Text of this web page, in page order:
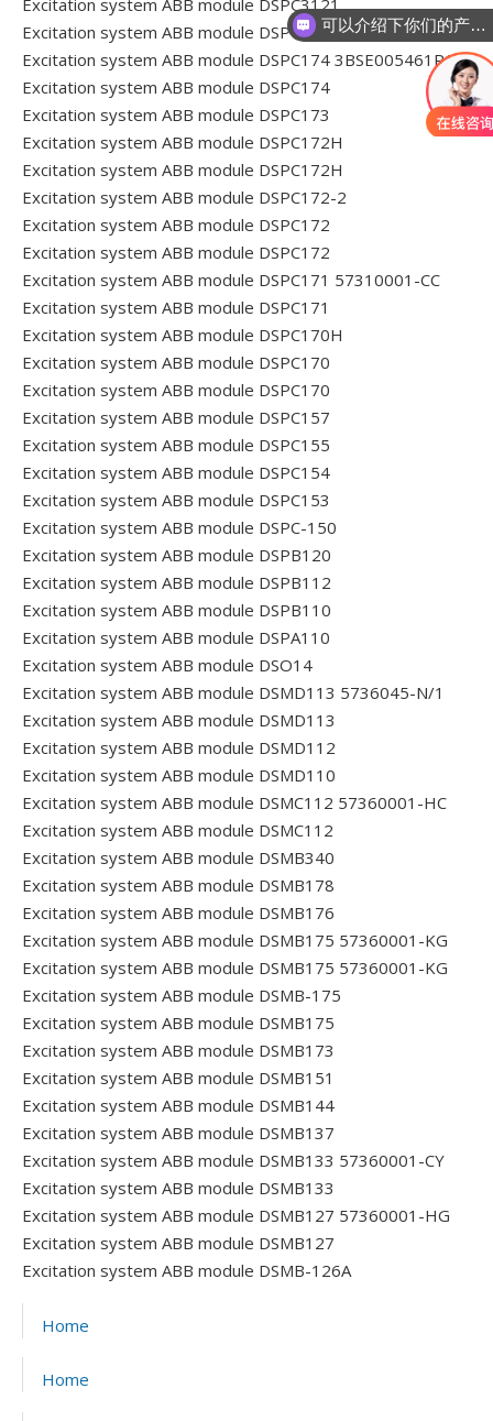
Excitation system ABB module DSPC3001
Excitation system ABB module DSPC174 3BSE005461R1
Excitation system ABB module DSPC174
Excitation system ABB module DSPC173
Excitation system ABB module DSPC172H
Excitation system ABB module DSPC172H
Excitation system ABB module DSPC172-2
Excitation system ABB module DSPC172
Excitation system ABB module DSPC172
Excitation system ABB module DSPC171 57310001-CC
Excitation system ABB module DSPC171
Excitation system ABB module DSPC170H
Excitation system ABB module DSPC170
Excitation system ABB module DSPC170
Excitation system ABB module DSPC157
Excitation system ABB module DSPC155
Excitation system ABB module DSPC154
Excitation system ABB module DSPC153
Excitation system ABB module DSPC-150
Excitation system ABB module DSPB120
Excitation system ABB module DSPB112
Excitation system ABB module DSPB110
Excitation system ABB module DSPA110
Excitation system ABB module DSO14
Excitation system ABB module DSMD113 5736045-N/1
Excitation system ABB module DSMD113
Excitation system ABB module DSMD112
Excitation system ABB module DSMD110
Excitation system ABB module DSMC112 57360001-HC
Excitation system ABB module DSMC112
Excitation system ABB module DSMB340
Excitation system ABB module DSMB178
Excitation system ABB module DSMB176
Excitation system ABB module DSMB175 57360001-KG
Excitation system ABB module DSMB175 57360001-KG
Excitation system ABB module DSMB-175
Excitation system ABB module DSMB175
Excitation system ABB module DSMB173
Excitation system ABB module DSMB151
Excitation system ABB module DSMB144
Excitation system ABB module DSMB137
Excitation system ABB module DSMB133 57360001-CY
Excitation system ABB module DSMB133
Excitation system ABB module DSMB127 57360001-HG
Excitation system ABB module DSMB127
Excitation system ABB module DSMB-126A
Home
Home
可以介绍下你们的产品么